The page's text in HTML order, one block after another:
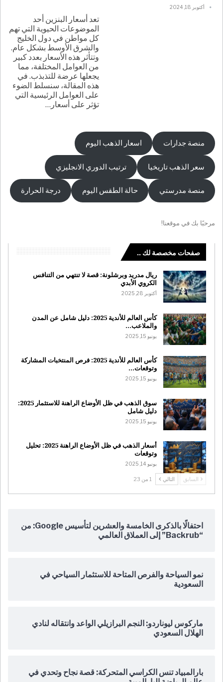
أكتوبر 18, 2024
تعد أسعار البنزين أحد
الموضوعات الحيوية التي تهم
كل مواطن في دول الخليج
والشرق الأوسط بشكل عام.
وتتأثر هذه الأسعار بعدد كبير
من العوامل المختلفة، مما
يجعلها عرضة للتذبذب. في
هذه المقالة، سنسلط الضوء
على العوامل الرئيسية التي
تؤثر على أسعار …
منصة جدارات اسعار الذهب اليوم
سعر الذهب تاريخيا ترتيب الدوري الانجليزي
منصة مدرستي حالة الطقس اليوم درجة الحرارة
مرحبًا بك في موقعنا!
صفحات مخصصة لك ..
ريال مدريد وبرشلونة: قصة لا تنتهي من التنافس
الكروي الأبدي
أكتوبر 28, 2025
كأس العالم للأندية 2025: دليل شامل عن المدن
والملاعب…
يونيو 15, 2025
كأس العالم للأندية 2025: فرص المنتخبات المشاركة
وتوقعات…
يونيو 15, 2025
سوق الذهب في ظل الأوضاع الراهنة للاستثمار 2025:
دليل شامل
يونيو 15, 2025
أسعار الذهب في ظل الأوضاع الراهنة 2025: تحليل
وتوقعات
يونيو 14, 2025
السابق التالي 1 من 23
احتفالًا بالذكرى الخامسة والعشرين لتأسيس Google: من
“Backrub” إلى العملاق العالمي
نمو السياحة والفرص المتاحة للاستثمار السياحي في
السعودية
ماركوس ليوناردو: النجم البرازيلي الواعد وانتقاله لنادي
الهلال السعودي
بارالمبياد تنس الكراسي المتحركة: قصة نجاح وتحدي في